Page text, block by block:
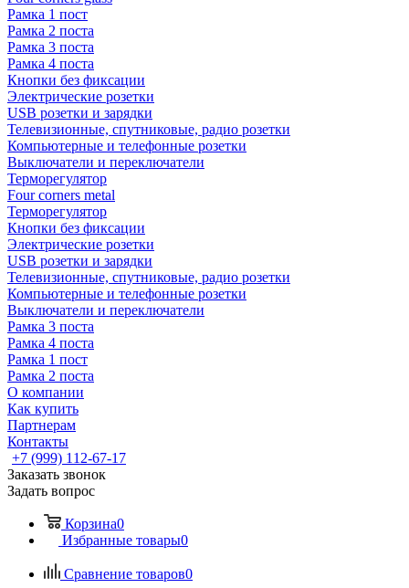
Рамка 1 пост
Рамка 2 поста
Рамка 3 поста
Рамка 4 поста
Кнопки без фиксации
Электрические розетки
USB розетки и зарядки
Телевизионные, спутниковые, радио розетки
Компьютерные и телефонные розетки
Выключатели и переключатели
Терморегулятор
Four corners metal
Терморегулятор
Кнопки без фиксации
Электрические розетки
USB розетки и зарядки
Телевизионные, спутниковые, радио розетки
Компьютерные и телефонные розетки
Выключатели и переключатели
Рамка 3 поста
Рамка 4 поста
Рамка 1 пост
Рамка 2 поста
О компании
Как купить
Партнерам
Контакты
+7 (999) 112-67-17
Заказать звонок
Задать вопрос
Корзина0
Избранные товары0
Сравнение товаров0